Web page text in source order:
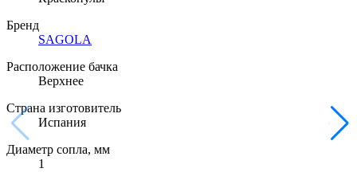
Бренд
SAGOLA
Расположение бачка
Верхнее
Страна изготовитель
Испания
Диаметр сопла, мм
1